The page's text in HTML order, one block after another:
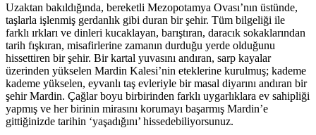
Uzaktan bakıldığında, bereketli Mezopotamya Ovası’nın üstünde,
taşlarla işlenmiş gerdanlık gibi duran bir şehir. Tüm bilgeliği ile
farklı ırkları ve dinleri kucaklayan, barıştıran, daracık sokaklarından
tarih fışkıran, misafirlerine zamanın durduğu yerde olduğunu
hissettiren bir şehir. Bir kartal yuvasını andıran, sarp kayalar
üzerinden yükselen Mardin Kalesi’nin eteklerine kurulmuş; kademe
kademe yükselen, eyvanlı taş evleriyle bir masal diyarını andıran bir
şehir Mardin. Çağlar boyu birbirinden farklı uygarlıklara ev sahipliği
yapmış ve her birinin mirasını korumayı başarmış Mardin’e
gittiğinizde tarihin ‘yaşadığını’ hissedebiliyorsunuz.